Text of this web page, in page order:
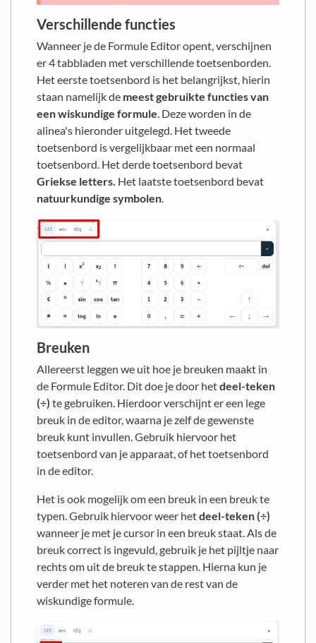
Verschillende functies
Wanneer je de Formule Editor opent, verschijnen
er 4 tabbladen met verschillende toetsenborden.
Het eerste toetsenbord is het belangrijkst, hierin
staan namelijk de meest gebruikte functies van
een wiskundige formule. Deze worden in de
alinea's hieronder uitgelegd. Het tweede
toetsenbord is vergelijkbaar met een normaal
toetsenbord. Het derde toetsenbord bevat
Griekse letters. Het laatste toetsenbord bevat
natuurkundige symbolen.
Breuken
Allereerst leggen we uit hoe je breuken maakt in
de Formule Editor. Dit doe je door hetdeel-teken
(÷) te gebruiken. Hierdoor verschijnt er een lege
breuk in de editor, waarna je zelf de gewenste
breuk kunt invullen. Gebruik hiervoor het
toetsenbord van je apparaat, of het toetsenbord
in de editor.
Het is ook mogelijk om een breuk in een breuk te
typen. Gebruik hiervoor weer hetdeel-teken(÷)
wanneer je met je cursor in een breuk staat. Als de
breuk correct is ingevuld, gebruik je het pijltje naar
rechts om uit de breuk te stappen. Hierna kun je
verder met het noteren van de rest van de
wiskundige formule.